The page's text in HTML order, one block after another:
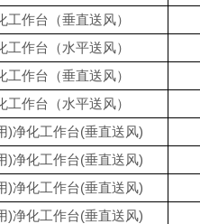
工作台（垂直送风）
工作台（水平送风）
工作台（垂直送风）
工作台（水平送风）
)净化工作台(垂直送风)
)净化工作台(垂直送风)
)净化工作台(垂直送风)
)净化工作台(垂直送风)